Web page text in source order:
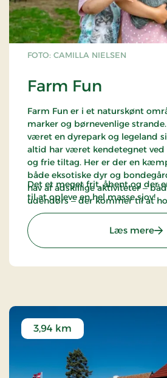
FOTO: CAMILLA NIELSEN
Farm Fun
Farm Fun er i et naturskønt
marker og børnevenlige
været en dyrepark og legeland
altid har været kendetegnet ved
og frie tiltag. Her er der en
både eksotiske dyr og
hav af adskillige aktiviteter ‒
udendørs ‒ der kommer til at
aldre i gang. Det er sted med
gammeldags leg og at komme
børnene også i mange tilfælde
age dem.
Det et meget frit, åbent og der
til at opleve en hel masse sjov!
Læs mere:
3,94 km